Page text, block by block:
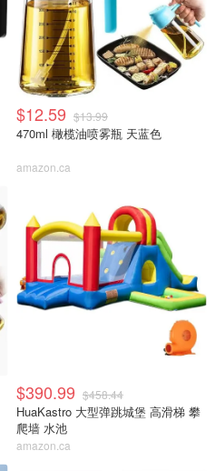
$12.59 $13.99
470ml 橄榄油喷雾瓶 天蓝色
amazon.ca
$390.99 $458.44
HuaKastro 大型弹跳城堡 高滑梯 攀
爬墙 水池
amazon.ca